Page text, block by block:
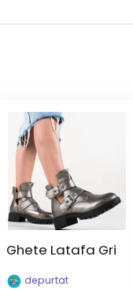
Ghete Latafa Gri
depurtat